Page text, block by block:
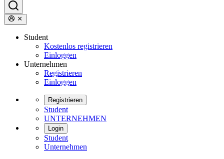
Student
Kostenlos registrieren
Einloggen
Unternehmen
Registrieren
Einloggen
Registrieren
Student
UNTERNEHMEN
Login
Student
Unternehmen